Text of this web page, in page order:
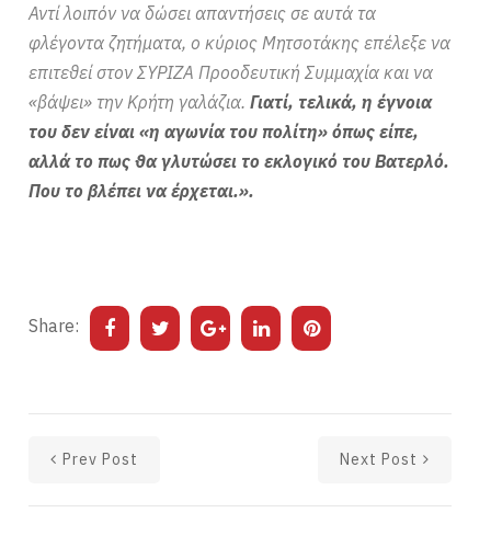
Αντί λοιπόν να δώσει απαντήσεις σε αυτά τα
φλέγοντα ζητήματα, ο κύριος Μητσοτάκης επέλεξε να
επιτεθεί στον ΣΥΡΙΖΑ Προοδευτική Συμμαχία και να
«βάψει» την Κρήτη γαλάζια.Γιατί, τελικά, η έγνοια
του δεν είναι «η αγωνία του πολίτη» όπως είπε,
αλλά το πως θα γλυτώσει το εκλογικό του Βατερλό.
Που το βλέπει να έρχεται.».
Share:
Prev Post Next Post